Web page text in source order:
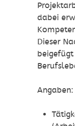
dabei
Dieser
Angaben: